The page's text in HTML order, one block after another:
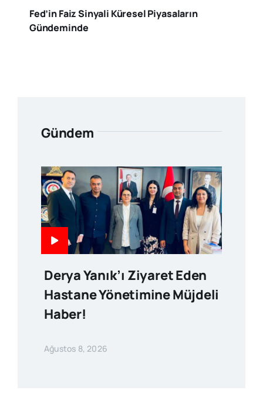
Fed’in Faiz Sinyali Küresel Piyasaların
Gündeminde
Gündem
Derya Yanık’ı Ziyaret Eden
Hastane Yönetimine Müjdeli
Haber!
Ağustos 8, 2026